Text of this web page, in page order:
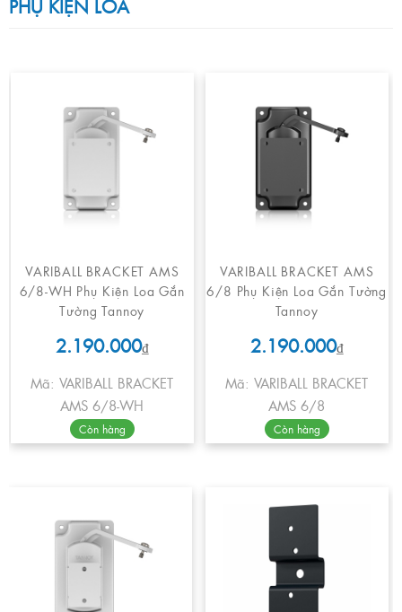
PHỤ KIỆN LOA
VARIBALL BRACKET AMS
6/8-WH Phụ Kiện Loa Gắn
Tường Tannoy
2.190.000₫
Mã: VARIBALL BRACKET
AMS 6/8-WH
Còn hàng
VARIBALL BRACKET AMS
6/8 Phụ Kiện Loa Gắn Tường
Tannoy
2.190.000₫
Mã: VARIBALL BRACKET
AMS 6/8
Còn hàng